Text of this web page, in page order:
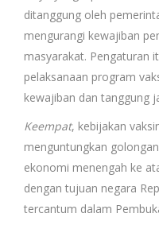
ditanggung oleh
mengurangi kewajiban
masyarakat. Pengaturan
pelaksanaan program
kewajiban dan tanggung
Keempat, kebijakan
menguntungkan
ekonomi menengah ke
dengan tujuan negara
tercantum dalam